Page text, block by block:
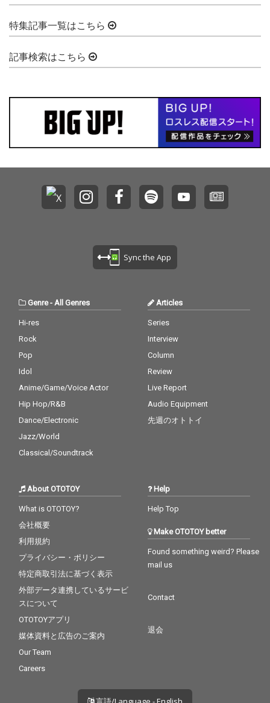
特集記事一覧はこちら
記事検索はこちら
Sync the App
Genre-All Genres
Hi-res
Rock
Pop
Idol
Anime/Game/Voice Actor
Hip Hop/R&B
Dance/Electronic
Jazz/World
Classical/Soundtrack
Articles
Series
Interview
Column
Review
Live Report
Audio Equipment
先週のオトトイ
About OTOTOY
What is OTOTOY?
会社概要
利用規約
プライバシー・ポリシー
特定商取引法に基づく表示
外部データ連携しているサービ
スについて
OTOTOYアプリ
媒体資料と広告のご案内
Our Team
Careers
Help
Help Top
Make OTOTOY better
Found something weird? Please
mail us
Contact
退会